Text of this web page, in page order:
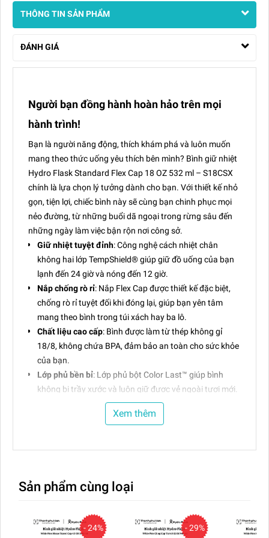
THÔNG TIN SẢN PHẨM
ĐÁNH GIÁ
Người bạn đồng hành hoàn hảo trên mọi
hành trình!
Bạn là người năng động, thích khám phá và luôn muốn
mang theo thức uống yêu thích bên mình? Bình giữ nhiệt
Hydro Flask Standard Flex Cap 18 OZ 532 ml – S18CSX
chính là lựa chọn lý tưởng dành cho bạn. Với thiết kế nhỏ
gọn, tiện lợi, chiếc bình này sẽ cùng bạn chinh phục mọi
nẻo đường, từ những buổi dã ngoại trong rừng sâu đến
những ngày làm việc bận rộn nơi công sở.
Giữ nhiệt tuyệt đỉnh: Công nghệ cách nhiệt chân
không hai lớp TempShield® giúp giữ đồ uống của bạn
lạnh đến 24 giờ và nóng đến 12 giờ.
Nắp chống rò rỉ: Nắp Flex Cap được thiết kế đặc biệt,
chống rò rỉ tuyệt đối khi đóng lại, giúp bạn yên tâm
mang theo bình trong túi xách hay ba lô.
Chất liệu cao cấp: Bình được làm từ thép không gỉ
18/8, không chứa BPA, đảm bảo an toàn cho sức khỏe
của bạn.
Lớp phủ bền bỉ: Lớp phủ bột Color Last™ giúp bình
không bị trầy xước và luôn giữ được vẻ ngoài tươi mới.
Thiết kế tiện dụng: Bình có kích thước phù hợp với hầu
hết các giá đỡ ba lô và cốc trên xe, rất tiện lợi khi mang
Phân phối chính hãng bởiHằng Đặng (HDGROUP)
tất cả sản phẩm và các vấn đề do nhà sản xuất với điều
kiện sản phẩm còn đủ linh kiện, nguyên vẹn, không bị tác
Xem thêm
Sản phẩm cùng loại
- 24% - 29%